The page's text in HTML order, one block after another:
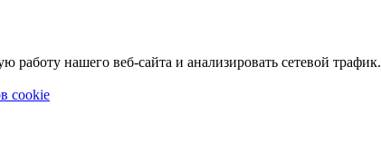
нашего веб-сайта и анализировать сетевой трафик.
cookie